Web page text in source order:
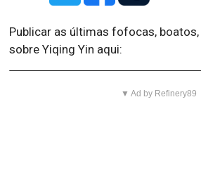
Publicar as últimas fofocas,
sobre Yiqing Yin aqui:
▼ Ad by Refinery89